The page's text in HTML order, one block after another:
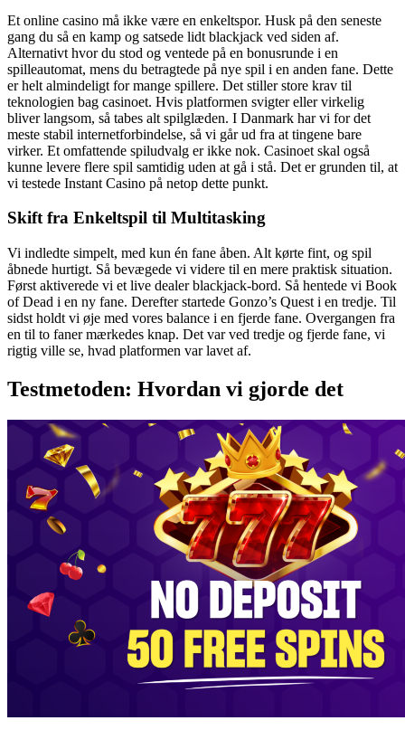
Et online casino må ikke være en enkeltspor. Husk på den seneste
gang du så en kamp og satsede lidt blackjack ved siden af.
Alternativt hvor du stod og ventede på en bonusrunde i en
spilleautomat, mens du betragtede på nye spil i en anden fane. Dette
er helt almindeligt for mange spillere. Det stiller store krav til
teknologien bag casinoet. Hvis platformen svigter eller virkelig
bliver langsom, så tabes alt spilglæden. I Danmark har vi for det
meste stabil internetforbindelse, så vi går ud fra at tingene bare
virker. Et omfattende spiludvalg er ikke nok. Casinoet skal også
kunne levere flere spil samtidig uden at gå i stå. Det er grunden til, at
vi testede Instant Casino på netop dette punkt.
Skift fra Enkeltspil til Multitasking
Vi indledte simpelt, med kun én fane åben. Alt kørte fint, og spil
åbnede hurtigt. Så bevægede vi videre til en mere praktisk situation.
Først aktiverede vi et live dealer blackjack-bord. Så hentede vi Book
of Dead i en ny fane. Derefter startede Gonzo’s Quest i en tredje. Til
sidst holdt vi øje med vores balance i en fjerde fane. Overgangen fra
en til to faner mærkedes knap. Det var ved tredje og fjerde fane, vi
rigtig ville se, hvad platformen var lavet af.
Testmetoden: Hvordan vi gjorde det